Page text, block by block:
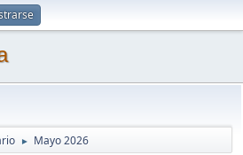
► Mayo 2026